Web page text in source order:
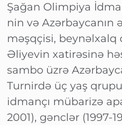
Şağan Olimpiya
nin və Azərbaycanın
məşqçisi,
Əliyevin xatirəsinə
sambo üzrə
Turnirdə üç yaş
idmançı mübarizə
2001), gənclər (1997-